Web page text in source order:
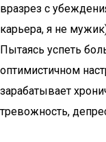
вразрез с
карьера, я не
Пытаясь успеть
оптимистичном
зарабатывает
тревожность,